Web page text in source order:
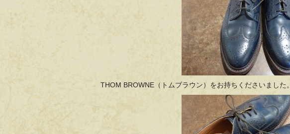
THOM BROWNE（トムブラウン）をお持ちくださいました。